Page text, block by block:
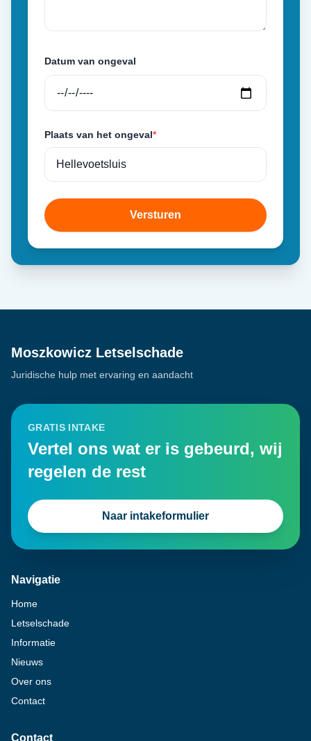
Datum van ongeval
Plaats van het ongeval*
Versturen
Moszkowicz Letselschade
Juridische hulp met ervaring en aandacht
GRATIS INTAKE
Vertel ons wat er is gebeurd, wij
regelen de rest
Naar intakeformulier
Navigatie
Home
Letselschade
Informatie
Nieuws
Over ons
Contact
Contact